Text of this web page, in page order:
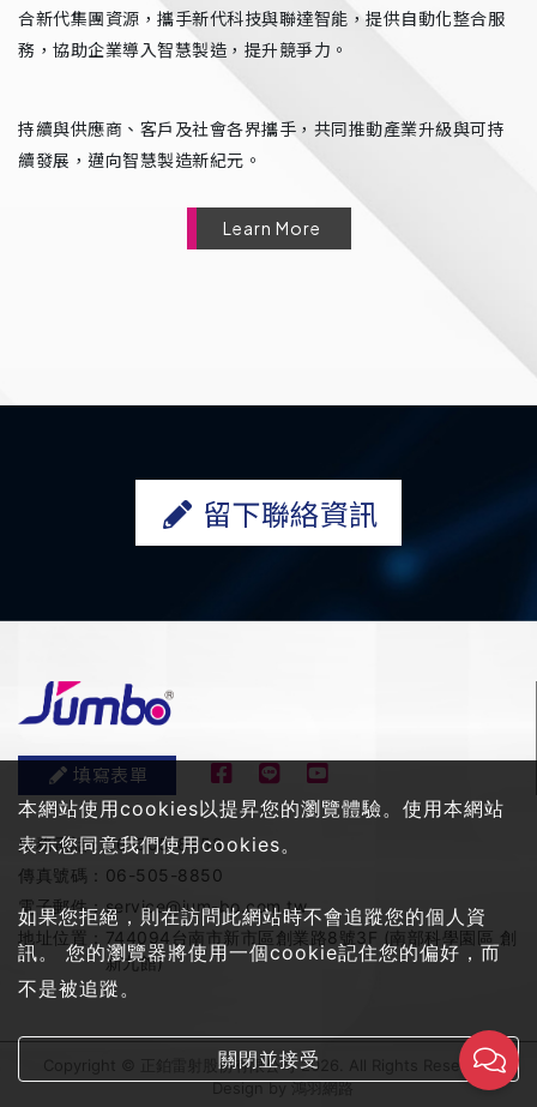
合新代集團資源，攜手新代科技與聯達智能，提供自動化整合服
務，協助企業導入智慧製造，提升競爭力。
持續與供應商、客戶及社會各界攜手，共同推動產業升級與可持
續發展，邁向智慧製造新紀元。
Learn More
留下聯絡資訊
填寫表單
服務電話：06-505-8858
傳真號碼： 06-505-8850
電子郵件：service@jum-bo.com.tw
地址位置： 744094台南市新市區創業路8號3F (南部科學園區 創
新九館)
Copyright © 正鉑雷射股份有限公司 2026. All Rights Reserved
Design by鴻羽網路
本網站使用cookies以提昇您的瀏覽體驗。使用本網站
表示您同意我們使用cookies。
如果您拒絕，則在訪問此網站時不會追蹤您的個人資
訊。 您的瀏覽器將使用一個cookie記住您的偏好，而
不是被追蹤。
關閉並接受